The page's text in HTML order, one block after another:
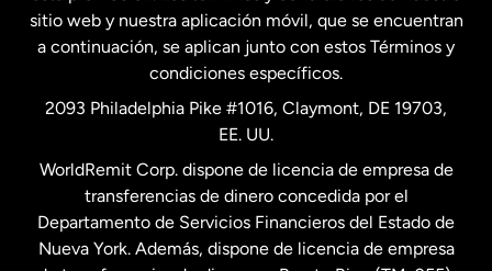
Nueva Zelanda
Países Bajos
Suecia
sitio web y nuestra aplicación móvil, que se encuentran
a continuación, se aplican junto con estos Términos y
condiciones específicos.
2093 Philadelphia Pike #1016, Claymont, DE 19703,
EE. UU.
WorldRemit Corp. dispone de licencia de empresa de
transferencias de dinero concedida por el
Departamento de Servicios Financieros del Estado de
Nueva York. Además, dispone de licencia de empresa